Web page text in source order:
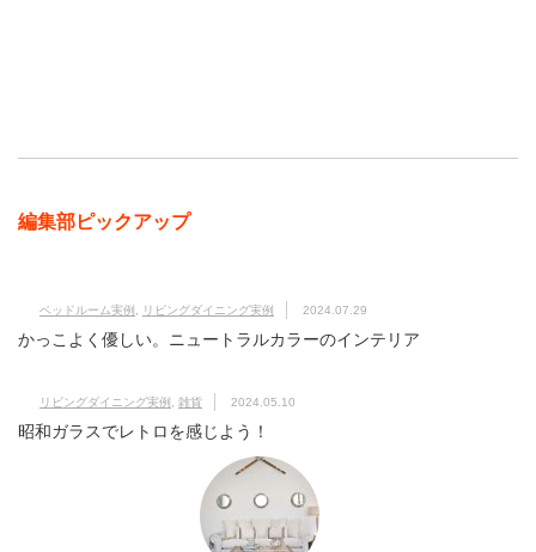
編集部ピックアップ
ベッドルーム実例 , リビングダイニング実例 2024.07.29
かっこよく優しい。ニュートラルカラーのインテリア
リビングダイニング実例 , 雑貨 2024.05.10
昭和ガラスでレトロを感じよう！